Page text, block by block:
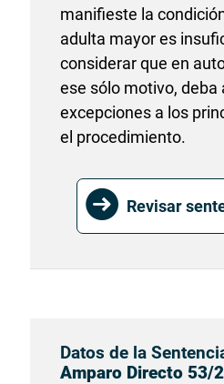
manifieste la
adulta mayor es
considerar que en
ese sólo motivo, deba
excepciones a los
el procedimiento.
Revisar
Datos de la
Amparo Directo 53/